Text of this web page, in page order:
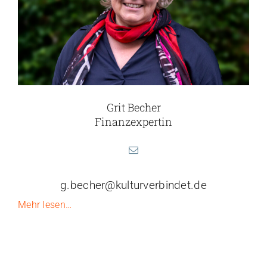
Grit Becher
Finanzexpertin
g.becher@kulturverbindet.de
Mehr lesen…